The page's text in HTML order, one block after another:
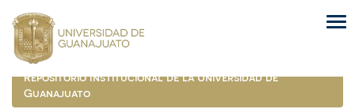
navigation
Repositorio Institucional de la Universidad de
Guanajuato